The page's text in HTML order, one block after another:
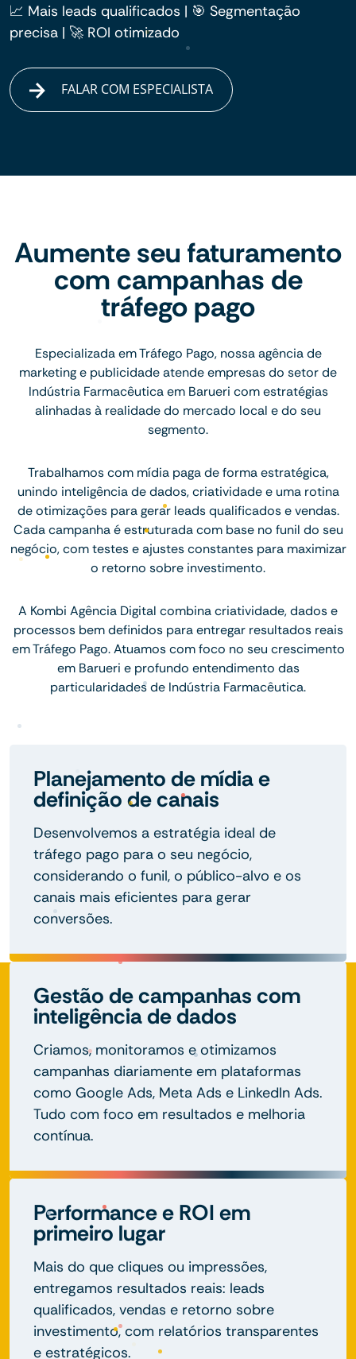
📈 Mais leads qualificados | 🎯 Segmentação
precisa | 🚀 ROI otimizado
FALAR COM ESPECIALISTA
Aumente seu faturamento
com campanhas de
tráfego pago
Especializada em Tráfego Pago, nossa agência de
marketing e publicidade atende empresas do setor de
Indústria Farmacêutica em Barueri com estratégias
alinhadas à realidade do mercado local e do seu
segmento.
Trabalhamos com mídia paga de forma estratégica,
unindo inteligência de dados, criatividade e uma rotina
de otimizações para gerar leads qualificados e vendas.
Cada campanha é estruturada com base no funil do seu
negócio, com testes e ajustes constantes para maximizar
o retorno sobre investimento.
A Kombi Agência Digital combina criatividade, dados e
processos bem definidos para entregar resultados reais
em Tráfego Pago. Atuamos com foco no seu crescimento
em Barueri e profundo entendimento das
particularidades de Indústria Farmacêutica.
Planejamento de mídia e
definição de canais
Desenvolvemos a estratégia ideal de
tráfego pago para o seu negócio,
considerando o funil, o público-alvo e os
canais mais eficientes para gerar
conversões.
Gestão de campanhas com
inteligência de dados
Criamos, monitoramos e otimizamos
campanhas diariamente em plataformas
como Google Ads, Meta Ads e LinkedIn Ads.
Tudo com foco em resultados e melhoria
contínua.
Performance e ROI em
primeiro lugar
Mais do que cliques ou impressões,
entregamos resultados reais: leads
qualificados, vendas e retorno sobre
investimento, com relatórios transparentes
e estratégicos.